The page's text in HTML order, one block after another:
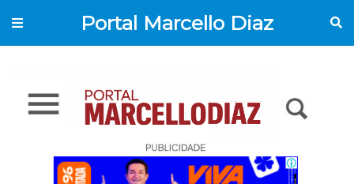
Portal Marcello Diaz